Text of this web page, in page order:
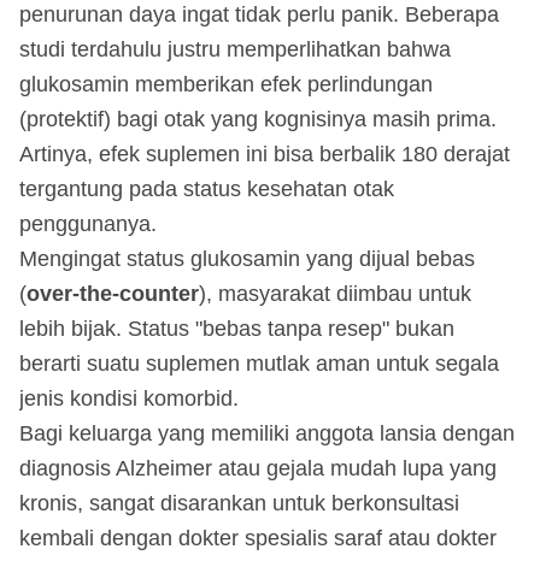
penurunan daya ingat tidak perlu panik. Beberapa
studi terdahulu justru memperlihatkan bahwa
glukosamin memberikan efek perlindungan
(protektif) bagi otak yang kognisinya masih prima.
Artinya, efek suplemen ini bisa berbalik 180 derajat
tergantung pada status kesehatan otak
penggunanya.
Mengingat status glukosamin yang dijual bebas
(over-the-counter), masyarakat diimbau untuk
lebih bijak. Status "bebas tanpa resep" bukan
berarti suatu suplemen mutlak aman untuk segala
jenis kondisi komorbid.
Bagi keluarga yang memiliki anggota lansia dengan
diagnosis Alzheimer atau gejala mudah lupa yang
kronis, sangat disarankan untuk berkonsultasi
kembali dengan dokter spesialis saraf atau dokter